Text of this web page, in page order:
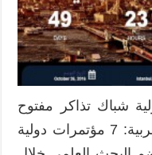
الموسم
العلمي
للمؤتمرات
الدولية
شباك تذاكر مفتوح
للتعرف على التجارب البحثية العربية: 7 مؤتمرات دولية